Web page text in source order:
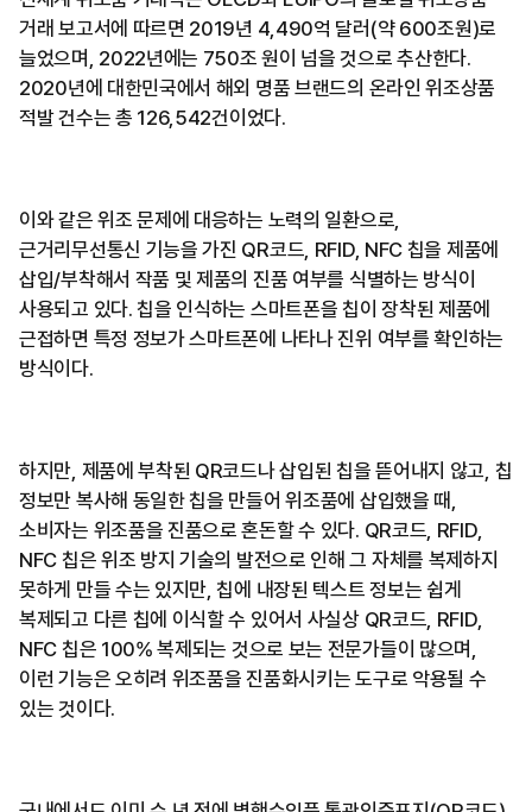
거래 보고서에 따르면 2019년 4,490억 달러(약 600조원)로
늘었으며, 2022년에는 750조 원이 넘을 것으로 추산한다.
2020년에 대한민국에서 해외 명품 브랜드의 온라인 위조상품
적발 건수는 총 126,542건이었다.
이와 같은 위조 문제에 대응하는 노력의 일환으로,
근거리무선통신 기능을 가진 QR코드, RFID, NFC 칩을 제품에
삽입/부착해서 작품 및 제품의 진품 여부를 식별하는 방식이
사용되고 있다. 칩을 인식하는 스마트폰을 칩이 장착된 제품에
근접하면 특정 정보가 스마트폰에 나타나 진위 여부를 확인하는
방식이다.
하지만, 제품에 부착된 QR코드나 삽입된 칩을 뜯어내지 않고, 칩
정보만 복사해 동일한 칩을 만들어 위조품에 삽입했을 때,
소비자는 위조품을 진품으로 혼돈할 수 있다. QR코드, RFID,
NFC 칩은 위조 방지 기술의 발전으로 인해 그 자체를 복제하지
못하게 만들 수는 있지만, 칩에 내장된 텍스트 정보는 쉽게
복제되고 다른 칩에 이식할 수 있어서 사실상 QR코드, RFID,
NFC 칩은 100% 복제되는 것으로 보는 전문가들이 많으며,
이런 기능은 오히려 위조품을 진품화시키는 도구로 악용될 수
있는 것이다.